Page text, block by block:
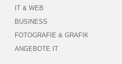
IT & WEB
BUSINESS
FOTOGRAFIE & GRAFIK
ANGEBOTE IT